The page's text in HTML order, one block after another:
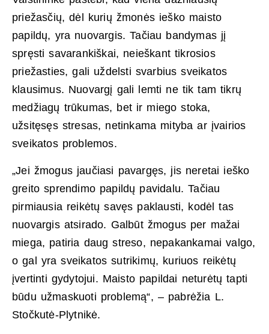
priežasčių, dėl kurių žmonės ieško maisto
papildų, yra nuovargis. Tačiau bandymas jį
spręsti savarankiškai, neieškant tikrosios
priežasties, gali uždelsti svarbius sveikatos
klausimus. Nuovargį gali lemti ne tik tam tikrų
medžiagų trūkumas, bet ir miego stoka,
užsitęsęs stresas, netinkama mityba ar įvairios
sveikatos problemos.
„Jei žmogus jaučiasi pavargęs, jis neretai ieško
greito sprendimo papildų pavidalu. Tačiau
pirmiausia reikėtų savęs paklausti, kodėl tas
nuovargis atsirado. Galbūt žmogus per mažai
miega, patiria daug streso, nepakankamai valgo,
o gal yra sveikatos sutrikimų, kuriuos reikėtų
įvertinti gydytojui. Maisto papildai neturėtų tapti
būdu užmaskuoti problemą“, – pabrėžia L.
Stočkutė-Plytnikė.